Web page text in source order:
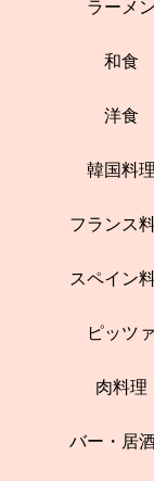
ラーメン
和食
洋食
韓国料理
フランス
スペイン
ピッツァ
肉料理
バー・居